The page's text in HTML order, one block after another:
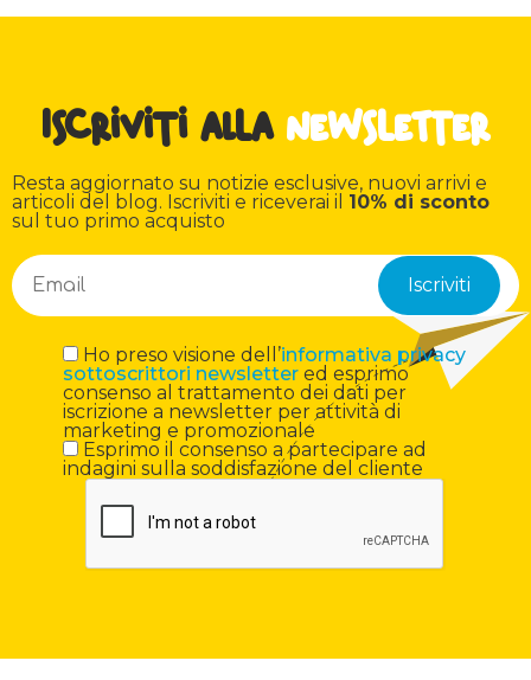
Iscriviti alla newsletter
Resta aggiornato su notizie esclusive, nuovi arrivi e
articoli del blog. Iscriviti e riceverai il 10% di sconto
sul tuo primo acquisto
Ho preso visione dell’informativa privacy
sottoscrittori newslettered esprimo
consenso al trattamento dei dati per
iscrizione a newsletter per attività di
marketing e promozionale
Esprimo il consenso a partecipare ad
indagini sulla soddisfazione del cliente